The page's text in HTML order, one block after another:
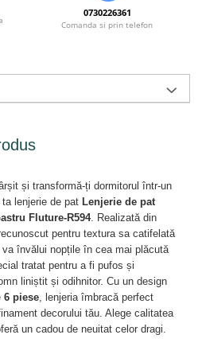
0730226361
Comanda si prin telefon
și transformă-ți dormitorul într-un
lenjerie de pat Lenjerie de pat
Fluture-R594. Realizată din
pentru textura sa catifelată
învălui nopțile în cea mai plăcută
tratat pentru a fi pufos și
liniștit și odihnitor. Cu un design
6 piese , lenjeria îmbracă perfect
decorului tău. Alege calitatea
un cadou de neuitat celor dragi.